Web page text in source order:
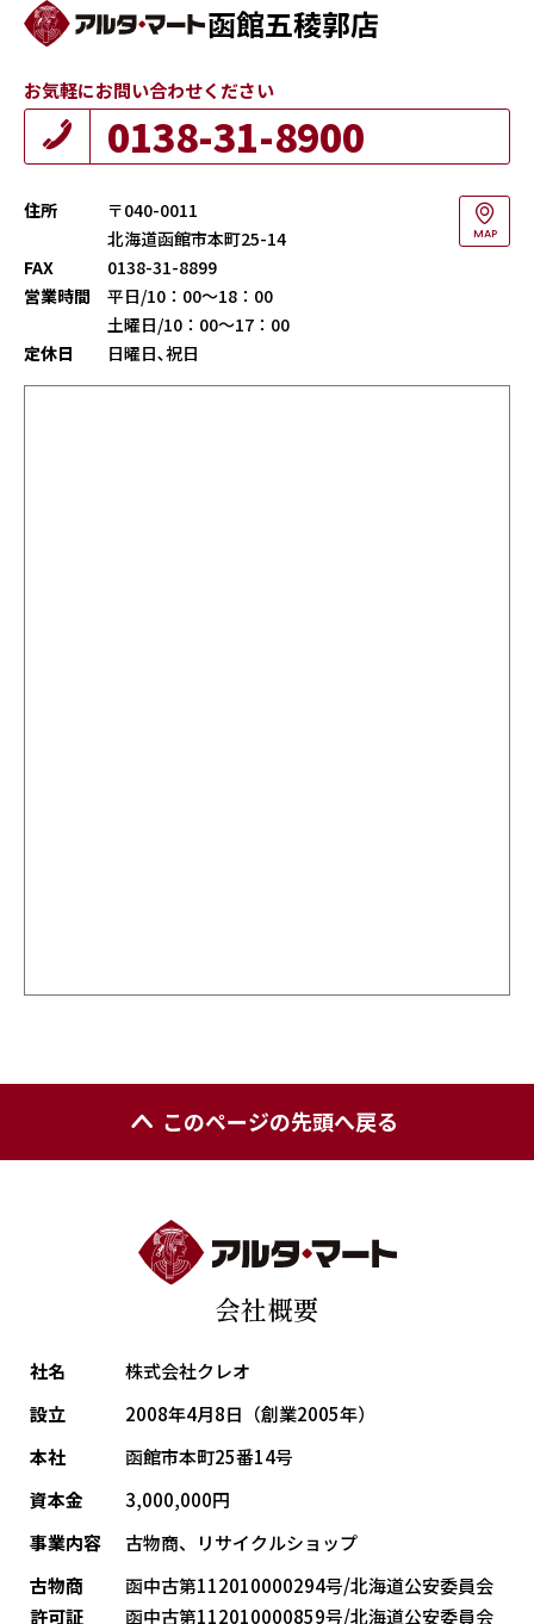
函館五稜郭店
お気軽にお問い合わせください
0138-31-8900
住所
〒040-0011
北海道函館市本町25-14
MAP
FAX
0138-31-8899
営業時間
平日/10：00～18：00
土曜日/10：00～17：00
定休日
日曜日､祝日
このページの先頭へ戻る
会社概要
社名
株式会社クレオ
設立
2008年4月8日（創業2005年）
本社
函館市本町25番14号
資本金
3,000,000円
事業内容
古物商、リサイクルショップ
古物商
許可証
函中古第112010000294号/北海道公安委員会
函中古第112010000859号/北海道公安委員会